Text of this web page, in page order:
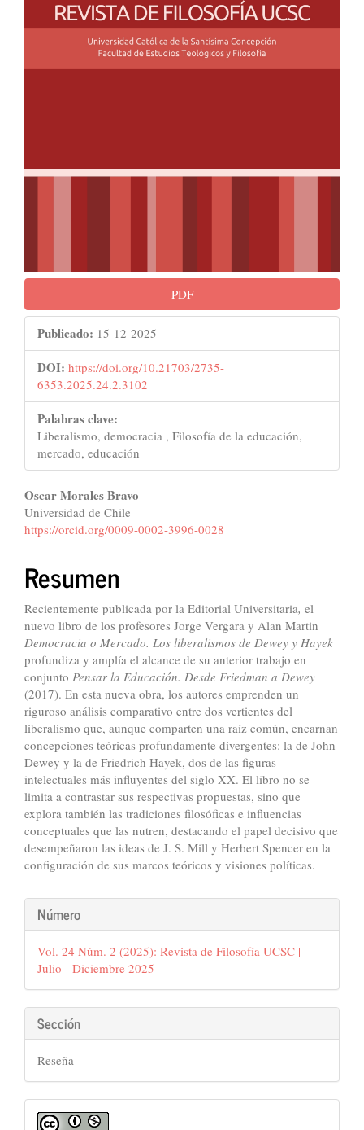
PDF
Publicado: 15-12-2025
DOI: https://doi.org/10.21703/2735-
6353.2025.24.2.3102
Palabras clave:
Liberalismo, democracia , Filosofía de la educación,
mercado, educación
Contenido
principal
del
artículo
Oscar Morales Bravo
Universidad de Chile
https://orcid.org/0009-0002-3996-0028
Resumen
Recientemente publicada por la Editorial Universitaria, el
nuevo libro de los profesores Jorge Vergara y Alan Martin
Democracia o Mercado. Los liberalismos de Dewey y Hayek
profundiza y amplía el alcance de su anterior trabajo en
conjunto Pensar la Educación. Desde Friedman a Dewey
(2017). En esta nueva obra, los autores emprenden un
riguroso análisis comparativo entre dos vertientes del
liberalismo que, aunque comparten una raíz común, encarnan
concepciones teóricas profundamente divergentes: la de John
Dewey y la de Friedrich Hayek, dos de las figuras
intelectuales más influyentes del siglo XX. El libro no se
limita a contrastar sus respectivas propuestas, sino que
explora también las tradiciones filosóficas e influencias
conceptuales que las nutren, destacando el papel decisivo que
desempeñaron las ideas de J. S. Mill y Herbert Spencer en la
configuración de sus marcos teóricos y visiones políticas.
Detalles
del
artículo
Número
Vol. 24 Núm. 2 (2025): Revista de Filosofía UCSC |
Julio - Diciembre 2025
Sección
Reseña